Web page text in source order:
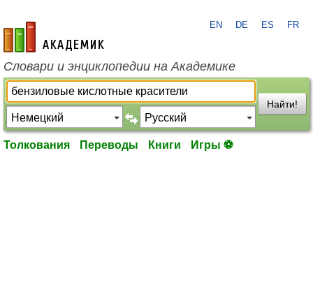
academic.ru
EN DE ES FR
Словари и энциклопедии на Академике
Найти!
Толкования Переводы Книги Игры ⚽